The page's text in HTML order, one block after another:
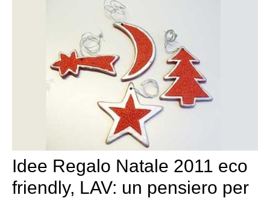
Idee Regalo Natale 2011 eco
friendly, LAV: un pensiero per